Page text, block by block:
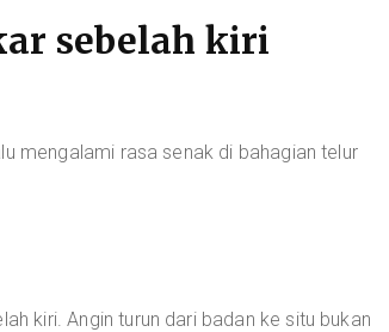
sebelah kiri
mengalami rasa senak di bahagian telur
kiri. Angin turun dari badan ke situ bukan